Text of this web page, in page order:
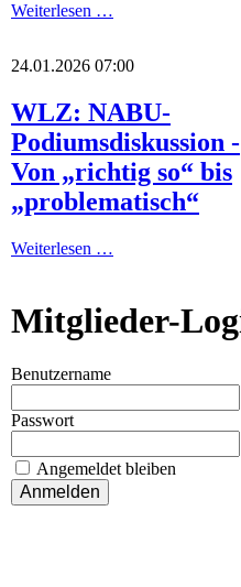
Weiterlesen …
24.01.2026 07:00
WLZ: NABU-
Podiumsdiskussion -
Von „richtig so“ bis
„problematisch“
Weiterlesen …
Mitglieder-
Benutzername
Passwort
Angemeldet bleiben